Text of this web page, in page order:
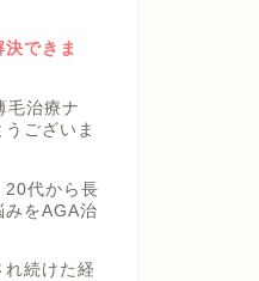
決できま
毛治療ナ
ございま
20代から長
みをAGA治
続けた経